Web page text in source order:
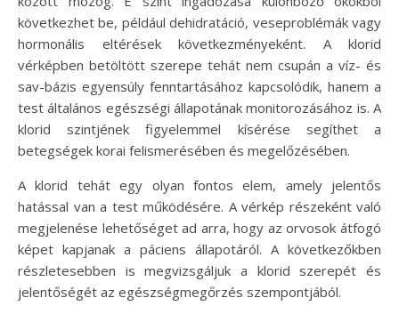
következhet be, például dehidratáció, veseproblémák vagy
hormonális eltérések következményeként. A klorid
vérképben betöltött szerepe tehát nem csupán a víz- és
sav-bázis egyensúly fenntartásához kapcsolódik, hanem a
test általános egészségi állapotának monitorozásához is. A
klorid szintjének figyelemmel kísérése segíthet a
betegségek korai felismerésében és megelőzésében.
A klorid tehát egy olyan fontos elem, amely jelentős
hatással van a test működésére. A vérkép részeként való
megjelenése lehetőséget ad arra, hogy az orvosok átfogó
képet kapjanak a páciens állapotáról. A következőkben
részletesebben is megvizsgáljuk a klorid szerepét és
jelentőségét az egészségmegőrzés szempontjából.